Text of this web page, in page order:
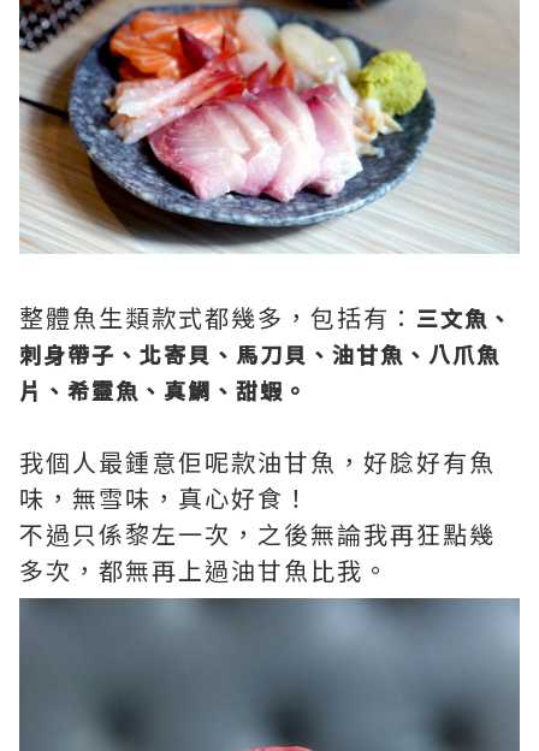
整體魚生類款式都幾多，包括有： 三文魚、
刺身帶子、北寄貝、馬刀貝、油甘魚、八爪魚
片、希靈魚、真鯛、甜蝦。
我個人最鍾意佢呢款油甘魚，好腍好有魚
味，無雪味，真心好食！
不過只係黎左一次，之後無論我再狂點幾
多次，都無再上過油甘魚比我。